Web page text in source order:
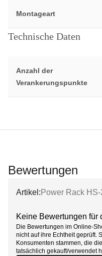
Montageart
Technische Daten
Anzahl der
Verankerungspunkte
Bewertungen
Artikel: Power Rack
Keine Bewertungen für
Die Bewertungen im Online-
nicht auf ihre Echtheit geprüft.
Konsumenten stammen, die
tatsächlich gekauft/verwendet